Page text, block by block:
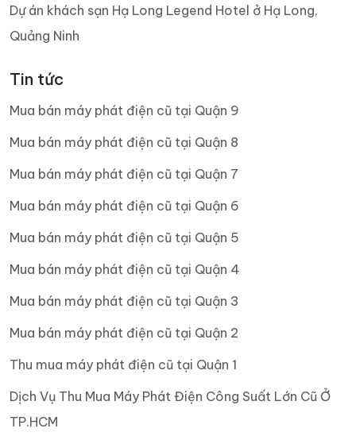
Dự án khách sạn Hạ Long Legend Hotel ở Hạ Long,
Quảng Ninh
Tin tức
Mua bán máy phát điện cũ tại Quận 9
Mua bán máy phát điện cũ tại Quận 8
Mua bán máy phát điện cũ tại Quận 7
Mua bán máy phát điện cũ tại Quận 6
Mua bán máy phát điện cũ tại Quận 5
Mua bán máy phát điện cũ tại Quận 4
Mua bán máy phát điện cũ tại Quận 3
Mua bán máy phát điện cũ tại Quận 2
Thu mua máy phát điện cũ tại Quận 1
Dịch Vụ Thu Mua Máy Phát Điện Công Suất Lớn Cũ Ở
TP.HCM